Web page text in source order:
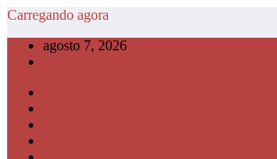
Pular
conteúdo
Carregando agora
agosto 7, 2026